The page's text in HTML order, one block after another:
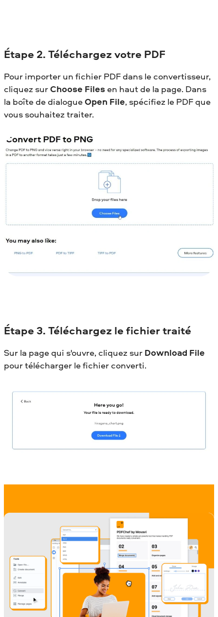
Étape 2. Téléchargez votre PDF
Pour importer un fichier PDF dans le convertisseur,
cliquez surChoose Files en haut de la page. Dans
la boîte de dialogueOpen File, spécifiez le PDF que
vous souhaitez traiter.
Étape 3. Téléchargez le fichier traité
Sur la page qui s'ouvre, cliquez sur Download File
pour télécharger le fichier converti.